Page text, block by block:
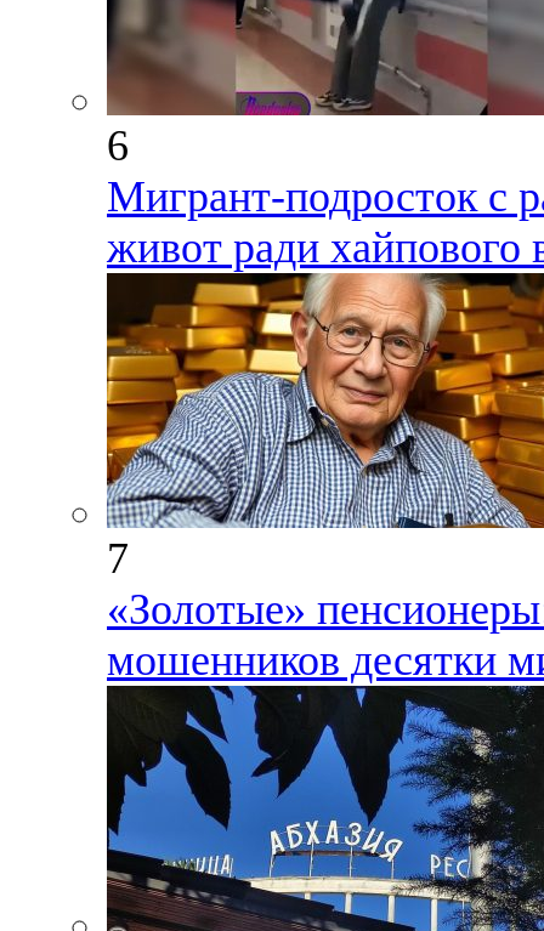
6
Мигрант-подросток с
живот ради хайпового
7
«Золотые»
мошенников десятки